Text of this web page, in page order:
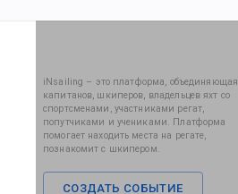
iNsailing – это платформа, объединяющая
капитанов, шкиперов, владельцев яхт со
спортсменами, участниками регат,
попутчиками и учениками. Платформа
помогает находить места на регате,
познакомит с шкипером.
СОЗДАТЬ СОБЫТИЕ